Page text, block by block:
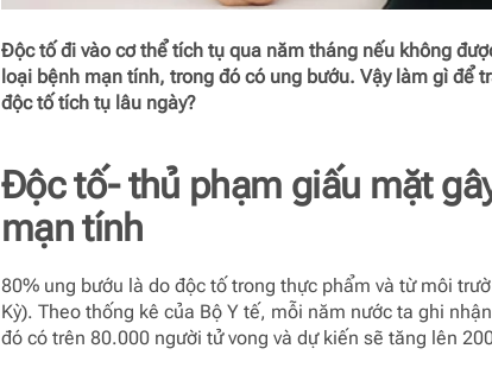
Độc tố đi vào cơ thể tích tụ qua năm tháng nếu không
loại bệnh mạn tính, trong đó có ung bướu. Vậy làm gì để
độc tố tích tụ lâu ngày?
Độc tố- thủ phạm giấu mặt
mạn tính
80% ung bướu là do độc tố trong thực phẩm và từ môi
Kỳ). Theo thống kê của Bộ Y tế, mỗi năm nước ta ghi
đó có trên 80.000 người tử vong và dự kiến sẽ tăng lên